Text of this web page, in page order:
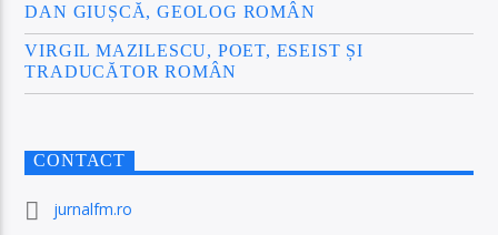
DAN GIUȘCĂ, GEOLOG ROMÂN
VIRGIL MAZILESCU, POET, ESEIST ȘI
TRADUCĂTOR ROMÂN
CONTACT
jurnalfm.ro